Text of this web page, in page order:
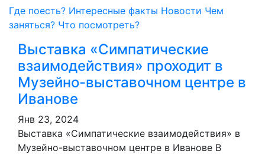
Где поесть? Интересные факты Новости Чем
заняться? Что посмотреть?
Выставка «Симпатические
взаимодействия» проходит в
Музейно-выставочном центре в
Иванове
Янв 23, 2024
Выставка «Симпатические взаимодействия» в
Музейно-выставочном центре в Иванове В